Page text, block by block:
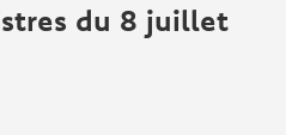
du 8 juillet